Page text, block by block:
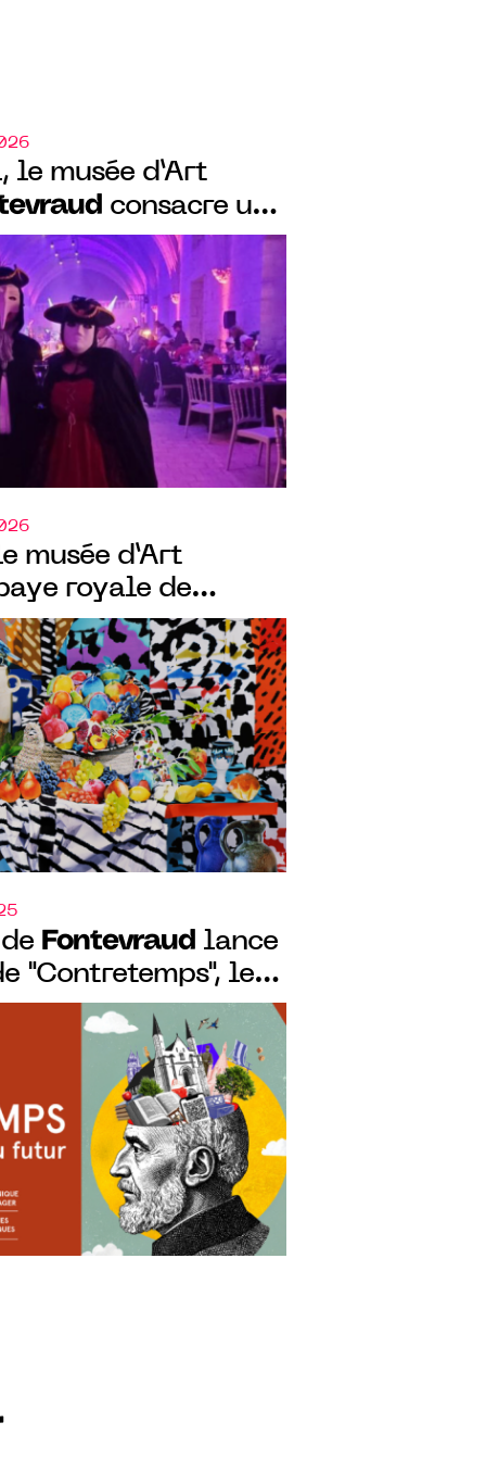
le musée d’Art
consacre une
de Paris au
musée d’Art
royale de
"Chambre
La photographie
Fontevraud lance
"Contretemps", les
d’Histoire au